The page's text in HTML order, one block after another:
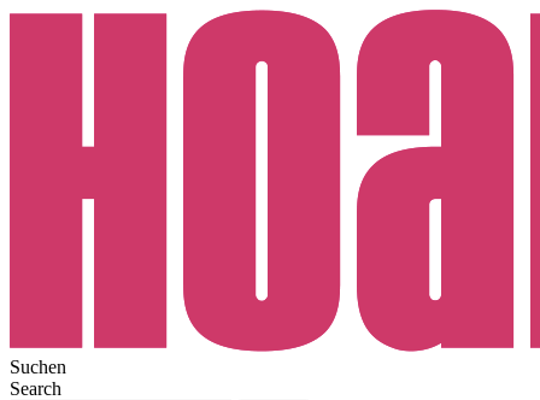
Suchen
Search